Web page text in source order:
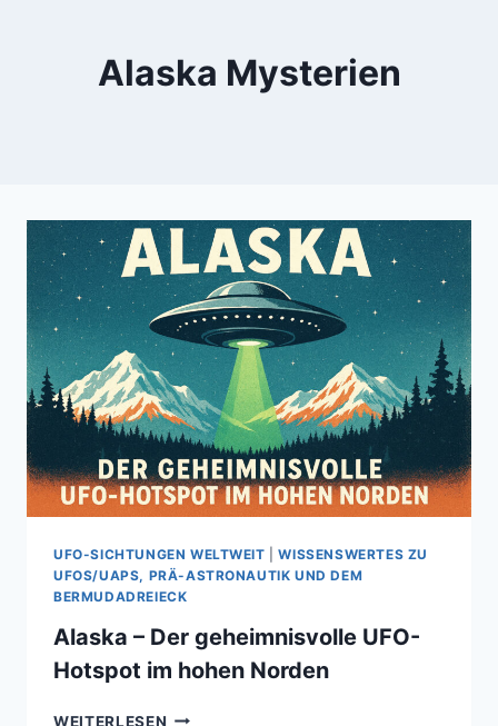
Alaska Mysterien
UFO-SICHTUNGEN WELTWEIT |WISSENSWERTES ZU
UFOS/UAPS, PRÄ-ASTRONAUTIK UND DEM
BERMUDADREIECK
Alaska – Der geheimnisvolle UFO-
Hotspot im hohen Norden
WEITERLESEN ALASKA